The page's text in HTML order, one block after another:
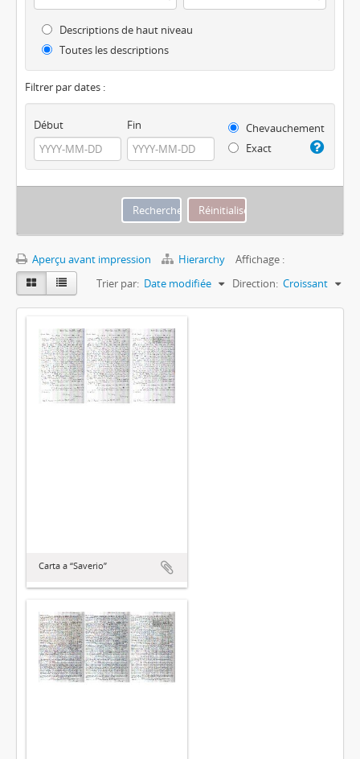
Descriptions de haut niveau
Toutes les descriptions
Filtrer par dates :
Début Fin
Chevauchement
Exact
Aperçu avant impression Hierarchy
Affichage :
Trier par: Date modifiée Direction: Croissant
Carta a “Saverio”